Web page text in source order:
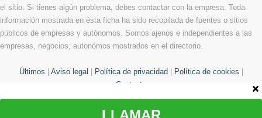
el sitio. Si tienes algún problema, debes contactar con la empresa. Toda
información mostrada en ésta ficha ha sido recopilada de fuentes o sitios
públicos de empresas y autónomos. Somos ajenos e independientes a las
empresas, negocios, autonómos mostrados en el directorio.
Últimos Aviso legal Política de privacidad Política de cookies
Contacto
LLAMAR